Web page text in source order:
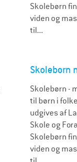
Skolebørn
viden og
til...
Skolebørn
Skolebørn -
til børn i
udgives af
Skole og
Skolebørn
viden og